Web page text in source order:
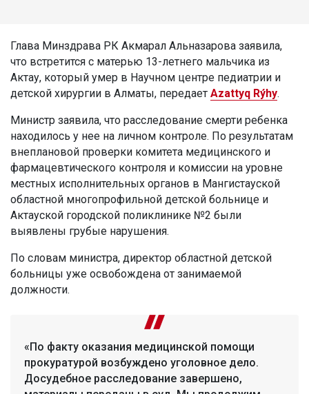
Глава Минздрава РК Акмарал Альназарова заявила,
что встретится с матерью 13-летнего мальчика из
Актау, который умер в Научном центре педиатрии и
детской хирургии в Алматы, передает Azattyq Rýhy.
Министр заявила, что расследование смерти ребенка
находилось у нее на личном контроле. По результатам
внеплановой проверки комитета медицинского и
фармацевтического контроля и комиссии на уровне
местных исполнительных органов в Мангистауской
областной многопрофильной детской больнице и
Актауской городской поликлинике №2 были
выявлены грубые нарушения.
По словам министра, директор областной детской
больницы уже освобождена от занимаемой
должности.
«По факту оказания медицинской помощи
прокуратурой возбуждено уголовное дело.
Досудебное расследование завершено,